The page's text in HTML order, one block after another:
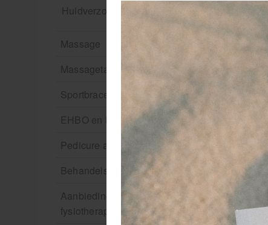
Huidverzorging
Massage
Massagetafels
Sportbraces
EHBO en BHV
Pedicure artikelen
Behandelstoel elektrisch
Aanbiedingen groothandel
fysiotherapie en massage